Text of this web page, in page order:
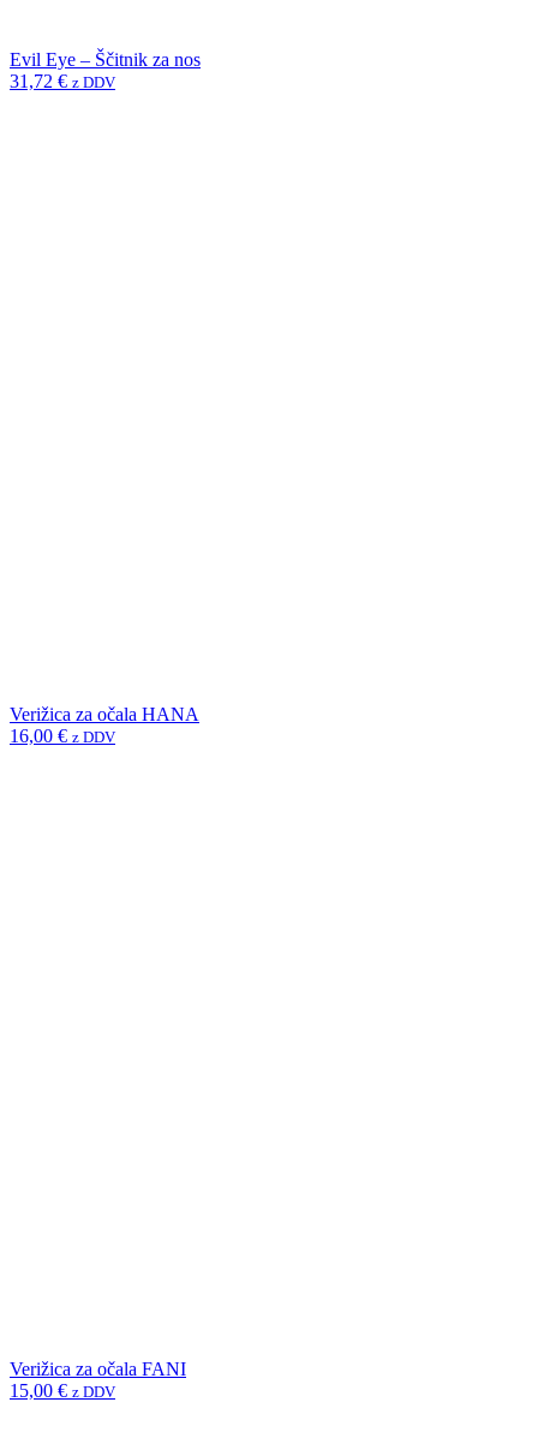
Evil Eye – Ščitnik za nos
31,72 € z DDV
Verižica za očala HANA
16,00 € z DDV
Verižica za očala FANI
15,00 € z DDV